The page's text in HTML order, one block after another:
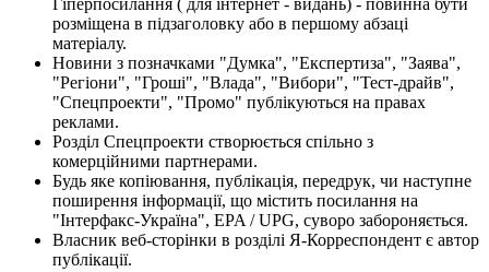
Гіперпосилання ( для інтернет - видань) - повинна бути
розміщена в підзаголовку або в першому абзаці
матеріалу.
Новини з позначками "Думка", "Експертиза", "Заява",
"Регіони", "Гроші", "Влада", "Вибори", "Тест-драйв",
"Спецпроекти", "Промо" публікуються на правах
реклами.
Розділ Спецпроекти створюється спільно з
комерційними партнерами.
Будь яке копіювання, публікація, передрук, чи наступне
поширення інформації, що містить посилання на
"Інтерфакс-Україна", EPA / UPG, суворо забороняється.
Власник веб-сторінки в розділі Я-Корреспондент є автор
публікації.